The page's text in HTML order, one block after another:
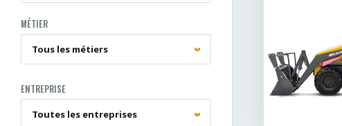
MÉTIER
ENTREPRISE